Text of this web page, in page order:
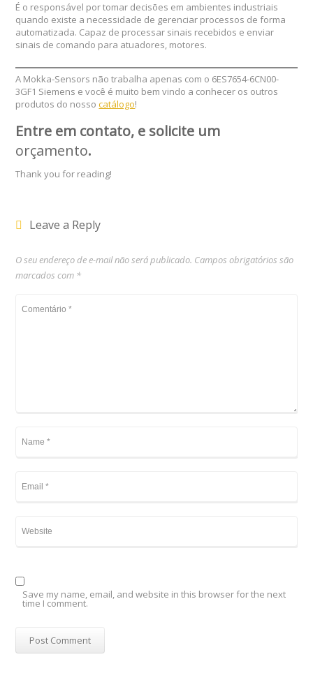
É o responsável por tomar decisões em ambientes industriais
quando existe a necessidade de gerenciar processos de forma
automatizada. Capaz de processar sinais recebidos e enviar
sinais de comando para atuadores, motores.
A Mokka-Sensors não trabalha apenas com o 6ES7654-6CN00-
3GF1 Siemens e você é muito bem vindo a conhecer os outros
produtos do nossocatálogo!
Entre em contato, e solicite um
orçamento.
Thank you for reading!
Leave a Reply
O seu endereço de e-mail não será publicado. Campos obrigatórios são
marcados com *
Save my name, email, and website in this browser for the next
time I comment.